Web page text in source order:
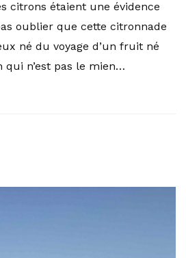
citrons étaient une évidence
oublier que cette citronnade
né du voyage d’un fruit né
qui n’est pas le mien…